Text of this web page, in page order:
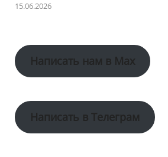
15.06.2026
Написать нам в Max
Написать в Телеграм